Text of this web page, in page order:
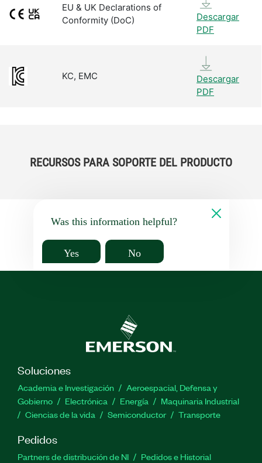
EU & UK Declarations of
Conformity (DoC)
Descargar
PDF
KC, EMC
Descargar
PDF
RECURSOS PARA SOPORTE DEL PRODUCTO
Was this information helpful?
Yes No
Soluciones
Academia e Investigación
Aeroespacial, Defensa y
Gobierno
Electrónica Energía
Maquinaria Industrial
Ciencias de la vida
Semiconductor Transporte
Pedidos
Partners de distribución de NI
Pedidos e Historial